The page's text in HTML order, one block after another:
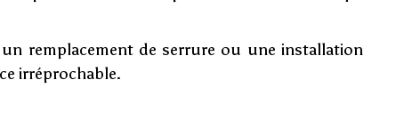
remplacement de serrure ou une installation
irréprochable.